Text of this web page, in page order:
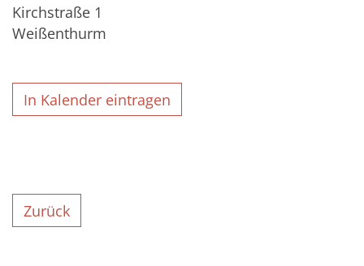
Kirchstraße 1
Weißenthurm
In Kalender eintragen
Zurück